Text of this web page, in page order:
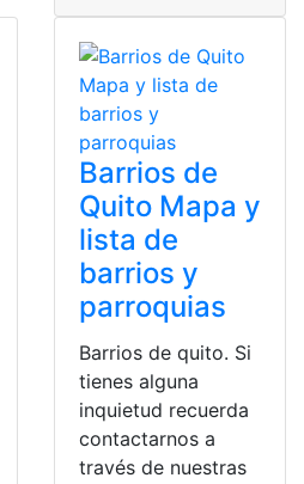
Barrios de
Quito Mapa y
lista de
barrios y
parroquias
Barrios de quito. Si
tienes alguna
inquietud recuerda
contactarnos a
través de nuestras